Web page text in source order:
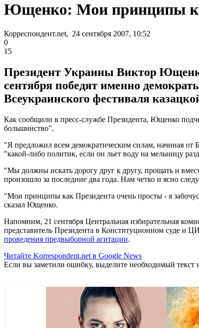
Ющенко: Мои принципы
Корреспондент.net, 24 сентября 2007, 10:52
0
15
Президент Украины Виктор
сентября победят именно
Всеукраинского фестиваля
Как сообщили в пресс-службе Президента, Ющенко
большинство".
"Я предложил всем демократическим силам, начиная от
"какой-либо политик, если он льет воду на мельницу
"Мы должны искать дорогу друг к другу, прощать и
произошло за последние два года. Нам четко и ясно
"Мои принципы как Президента очень просты - я
сказал Ющенко.
Напомним, 21 сентября Центральная избирательная
представитель Президента в Конституционном суде и
проведения предвыборной агитации.
Читайте Korrespondent.net в Google News
Если вы заметили ошибку, выделите необходимый